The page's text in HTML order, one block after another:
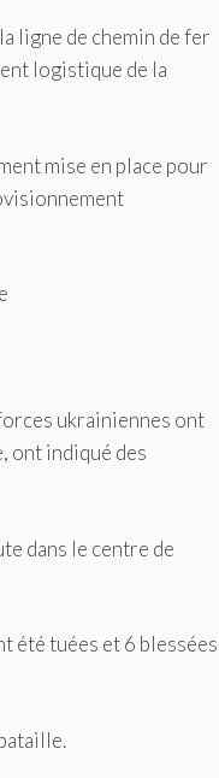
ligne de chemin de fer
logistique de la
mise en place pour
ukrainiennes ont
ont indiqué des
dans le centre de
été tuées et 6 blessées